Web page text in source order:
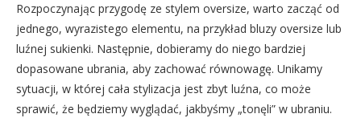
Rozpoczynając przygodę ze stylem oversize, warto zacząć od
jednego, wyrazistego elementu, na przykład bluzy oversize lub
luźnej sukienki. Następnie, dobieramy do niego bardziej
dopasowane ubrania, aby zachować równowagę. Unikamy
sytuacji, w której cała stylizacja jest zbyt luźna, co może
sprawić, że będziemy wyglądać, jakbyśmy „tonęli” w ubraniu.